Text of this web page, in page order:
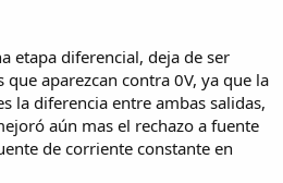
etapa diferencial, deja de ser
aparezcan contra 0V, ya que la
la diferencia entre ambas salidas,
aún mas el rechazo a fuente
de corriente constante en